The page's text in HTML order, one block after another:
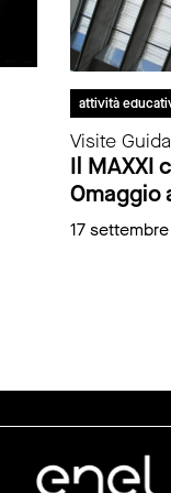
attività
Visite
Il MAXXI
Omaggio
17